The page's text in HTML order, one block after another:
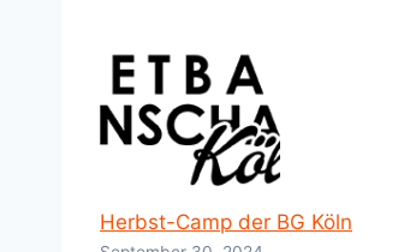
Herbst-Camp der BG Köln